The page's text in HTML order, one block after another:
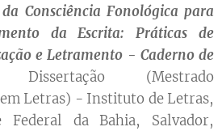
Consciência Fonológica para
da Escrita: Práticas de
e Letramento - Caderno de
(Mestrado
Letras) - Instituto de Letras,
Federal da Bahia, Salvador,